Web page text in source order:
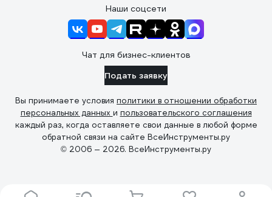
Наши соцсети
Чат для бизнес-клиентов
Подать заявку
Вы принимаете условия политики в отношении обработки
персональных данных и пользовательского соглашения
каждый раз, когда оставляете свои данные в любой форме
обратной связи на сайте ВсеИнструменты.ру
© 2006 — 2026. ВсеИнструменты.ру